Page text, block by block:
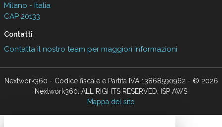
Milano - Italia
CAP 20133
Contatti
Contatta il nostro team per maggiori informazioni
Nextwork360 - Codice fiscale e Partita IVA 13868590962 - © 2026
Nextwork360. ALL RIGHTS RESERVED. ISP AWS
Mappa del sito